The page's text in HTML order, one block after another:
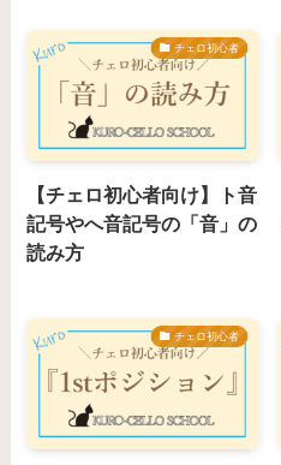
チェロ初心者
【チェロ初心者向け】ト音
記号やへ音記号の「音」の
読み方
チェロ初心者